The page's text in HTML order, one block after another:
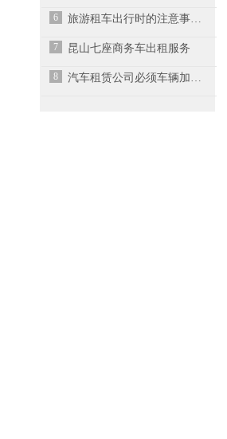
6 旅游租车出行时的注意事项有哪些？
7 昆山七座商务车出租服务
8 汽车租赁公司必须车辆加装GPS全球定位系统